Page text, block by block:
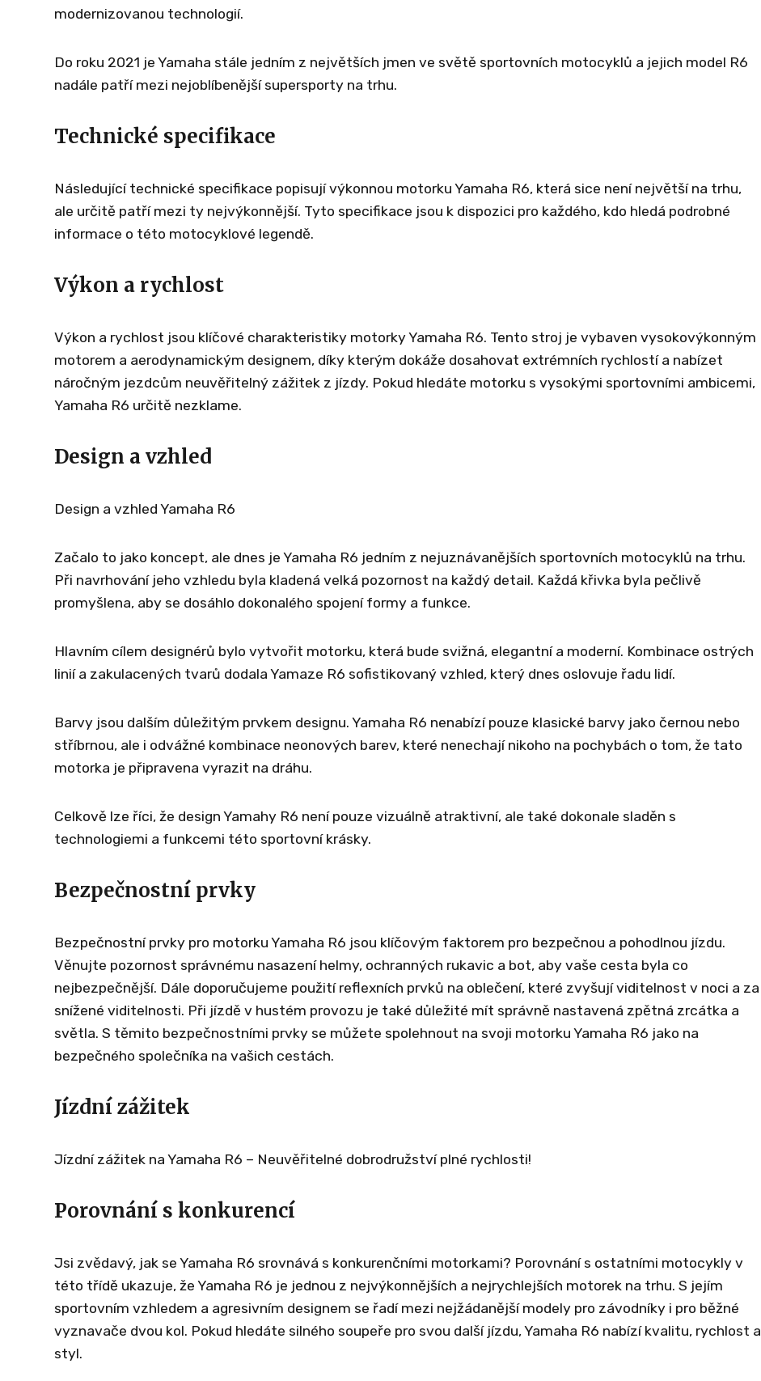
modernizovanou technologií.
Do roku 2021 je Yamaha stále jedním z největších jmen ve světě sportovních motocyklů a jejich model R6
nadále patří mezi nejoblíbenější supersporty na trhu.
Technické specifikace
Následující technické specifikace popisují výkonnou motorku Yamaha R6, která sice není největší na trhu,
ale určitě patří mezi ty nejvýkonnější. Tyto specifikace jsou k dispozici pro každého, kdo hledá podrobné
informace o této motocyklové legendě.
Výkon a rychlost
Výkon a rychlost jsou klíčové charakteristiky motorky Yamaha R6. Tento stroj je vybaven vysokovýkonným
motorem a aerodynamickým designem, díky kterým dokáže dosahovat extrémních rychlostí a nabízet
náročným jezdcům neuvěřitelný zážitek z jízdy. Pokud hledáte motorku s vysokými sportovními ambicemi,
Yamaha R6 určitě nezklame.
Design a vzhled
Design a vzhled Yamaha R6
Začalo to jako koncept, ale dnes je Yamaha R6 jedním z nejuznávanějších sportovních motocyklů na trhu.
Při navrhování jeho vzhledu byla kladená velká pozornost na každý detail. Každá křivka byla pečlivě
promyšlena, aby se dosáhlo dokonalého spojení formy a funkce.
Hlavním cílem designérů bylo vytvořit motorku, která bude svižná, elegantní a moderní. Kombinace ostrých
linií a zakulacených tvarů dodala Yamaze R6 sofistikovaný vzhled, který dnes oslovuje řadu lidí.
Barvy jsou dalším důležitým prvkem designu. Yamaha R6 nenabízí pouze klasické barvy jako černou nebo
stříbrnou, ale i odvážné kombinace neonových barev, které nenechají nikoho na pochybách o tom, že tato
motorka je připravena vyrazit na dráhu.
Celkově lze říci, že design Yamahy R6 není pouze vizuálně atraktivní, ale také dokonale sladěn s
technologiemi a funkcemi této sportovní krásky.
Bezpečnostní prvky
Bezpečnostní prvky pro motorku Yamaha R6 jsou klíčovým faktorem pro bezpečnou a pohodlnou jízdu.
Věnujte pozornost správnému nasazení helmy, ochranných rukavic a bot, aby vaše cesta byla co
nejbezpečnější. Dále doporučujeme použití reflexních prvků na oblečení, které zvyšují viditelnost v noci a za
snížené viditelnosti. Při jízdě v hustém provozu je také důležité mít správně nastavená zpětná zrcátka a
světla. S těmito bezpečnostními prvky se můžete spolehnout na svoji motorku Yamaha R6 jako na
bezpečného společníka na vašich cestách.
Jízdní zážitek
Jízdní zážitek na Yamaha R6 – Neuvěřitelné dobrodružství plné rychlosti!
Porovnání s konkurencí
Jsi zvědavý, jak se Yamaha R6 srovnává s konkurenčními motorkami? Porovnání s ostatními motocykly v
této třídě ukazuje, že Yamaha R6 je jednou z nejvýkonnějších a nejrychlejších motorek na trhu. S jejím
sportovním vzhledem a agresivním designem se řadí mezi nejžádanější modely pro závodníky i pro běžné
vyznavače dvou kol. Pokud hledáte silného soupeře pro svou další jízdu, Yamaha R6 nabízí kvalitu, rychlost a
styl.